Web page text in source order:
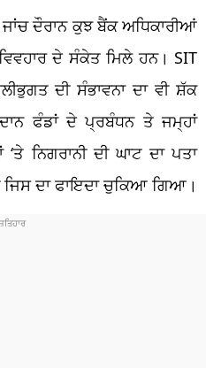
ਜਾਂਚ ਦੌਰਾਨ ਕੁਝ ਬੈਂਕ ਅਧਿਕਾਰੀਆਂ
ਦੇ ਸੰਕੇਤ ਮਿਲੇ ਹਨ। SIT
ਦੀ ਸੰਭਾਵਨਾ ਦਾ ਵੀ ਸ਼ੱਕ
ਫੰਡਾਂ ਦੇ ਪ੍ਰਬੰਧਨ ਤੇ ਜਮ੍ਹਾਂ
ਨਿਗਰਾਨੀ ਦੀ ਘਾਟ ਦਾ ਪਤਾ
ਦਾ ਫਾਇਦਾ ਚੁਕਿਆ ਗਿਆ।